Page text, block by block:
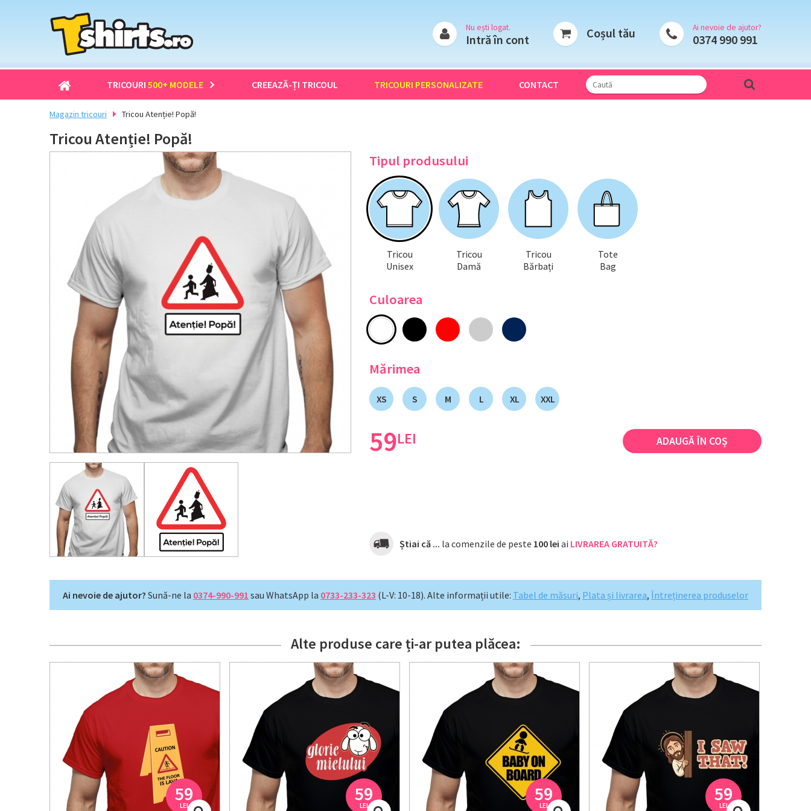
Nu ești logat.
Intră în cont Coșul tău Ai nevoie de ajutor?
0374 990 991
TRICOURI 500+ MODELE CREEAZĂ-ȚI TRICOUL TRICOURI PERSONALIZATE CONTACT
Magazin tricouri Tricou Atenție! Popă!
Tricou Atenție! Popă!
Tipul produsului
Tricou
Unisex
Tricou
Damă
Tricou
Bărbați
Tote
Bag
Culoarea
Mărimea
XS S M L XL XXL
59LEI ADAUGĂ ÎN COȘ
Știai că ... la comenzile de peste 100 lei ai LIVRAREA GRATUITĂ?
Ai nevoie de ajutor? Sună-ne la 0374-990-991 sau WhatsApp la 0733-233-323 (L-V: 10-18). Alte informații utile: Tabel de măsuri, Plata și livrarea, Întreținerea produselor
Alte produse care ți-ar putea plăcea:
59
LEI
59
LEI
59
LEI
59
LEI